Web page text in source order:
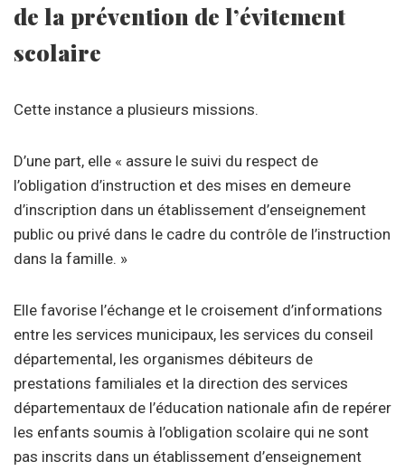
de la prévention de l’évitement
scolaire
Cette instance a plusieurs missions.
D’une part, elle « assure le suivi du respect de
l’obligation d’instruction et des mises en demeure
d’inscription dans un établissement d’enseignement
public ou privé dans le cadre du contrôle de l’instruction
dans la famille. »
Elle favorise l’échange et le croisement d’informations
entre les services municipaux, les services du conseil
départemental, les organismes débiteurs de
prestations familiales et la direction des services
départementaux de l’éducation nationale afin de repérer
les enfants soumis à l’obligation scolaire qui ne sont
pas inscrits dans un établissement d’enseignement